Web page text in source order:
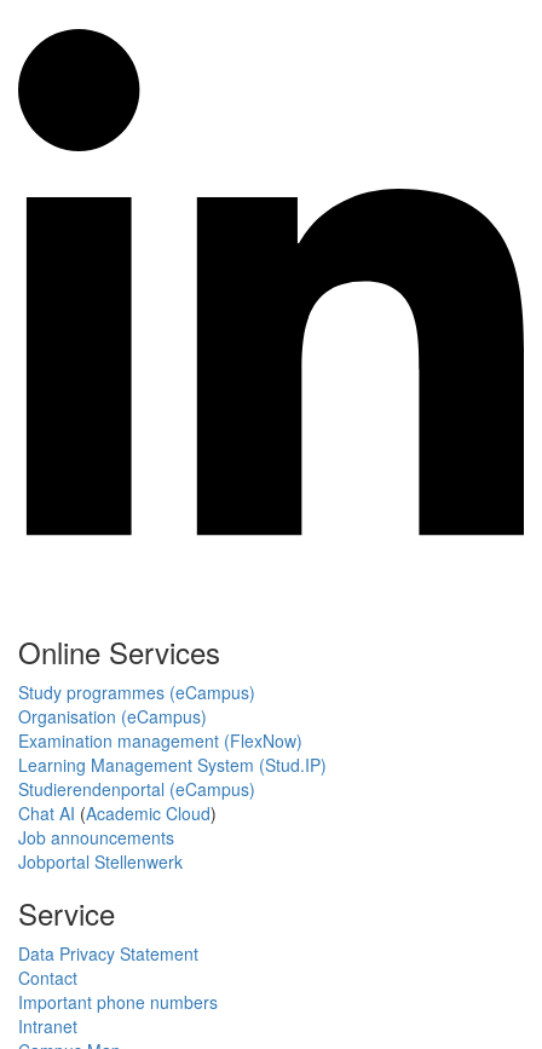
Online Services
Study programmes (eCampus)
Organisation (eCampus)
Examination management (FlexNow)
Learning Management System (Stud.IP)
Studierendenportal (eCampus)
Chat AI (Academic Cloud)
Job announcements
Jobportal Stellenwerk
Service
Data Privacy Statement
Contact
Important phone numbers
Intranet